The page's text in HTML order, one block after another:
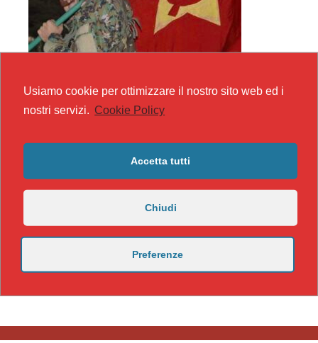
Usiamo cookie per ottimizzare il nostro sito web ed i
nostri servizi. Cookie Policy
Accetta tutti
Chiudi
Preferenze